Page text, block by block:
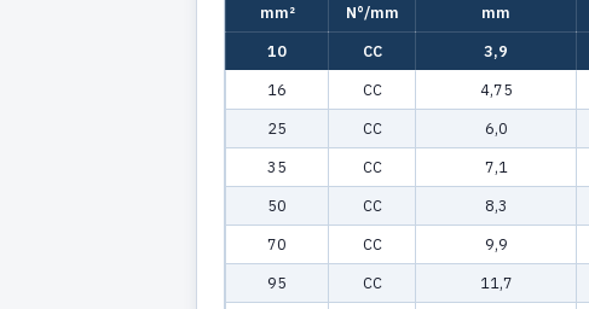
mm²
N°/mm mm
10
CC 3,9
16
CC 4,75
25
CC 6,0
35
CC 7,1
50
CC 8,3
70
CC 9,9
95
CC 11,7